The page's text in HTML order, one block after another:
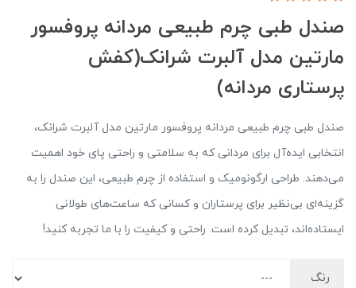
صندل طبی چرم طبیعی مردانه پروفسور
مارتین مدل آلبرت شرانک(کفش
پرستاری مردانه)
صندل طبی چرم طبیعی مردانه پروفسور مارتین مدل آلبرت شرانک،
انتخابی ایده‌آل برای مردانی که به سلامتی و راحتی پای خود اهمیت
می‌دهند. طراحی ارگونومیک و استفاده از چرم طبیعی، این صندل را به
گزینه‌ای بی‌نظیر برای پرستاران و کسانی که ساعت‌های طولانی
ایستاده‌اند، تبدیل کرده است. راحتی و کیفیت را با ما تجربه کنید!
رنگ